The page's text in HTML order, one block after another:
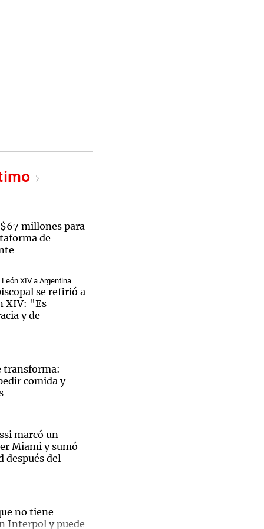
millones para
de
XIV a Argentina
se refirió a
XIV: "Es
y de
transforma:
comida y
marcó un
Miami y sumó
después del
no tiene
Interpol y puede